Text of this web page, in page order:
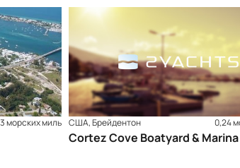
морских миль США, Брейдентон 0,24
Cortez Cove Boatyard & Marina